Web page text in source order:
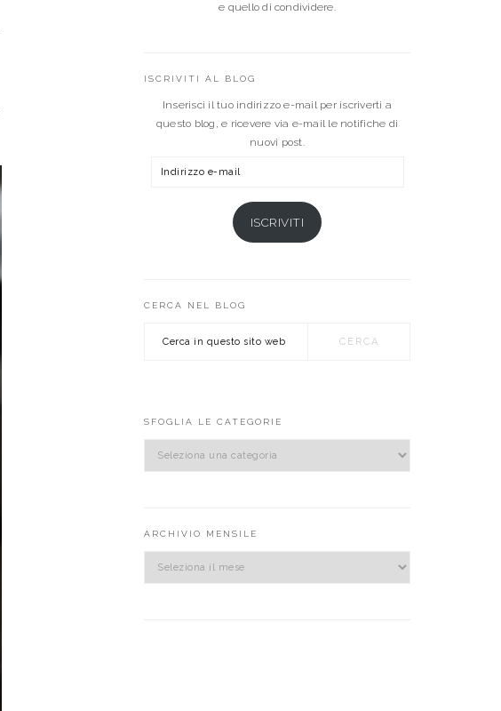
e quello di condividere.
ISCRIVITI AL BLOG
Inserisci il tuo indirizzo e-mail per iscriverti a
questo blog, e ricevere via e-mail le notifiche di
nuovi post.
ISCRIVITI
CERCA NEL BLOG
SFOGLIA LE CATEGORIE
ARCHIVIO MENSILE